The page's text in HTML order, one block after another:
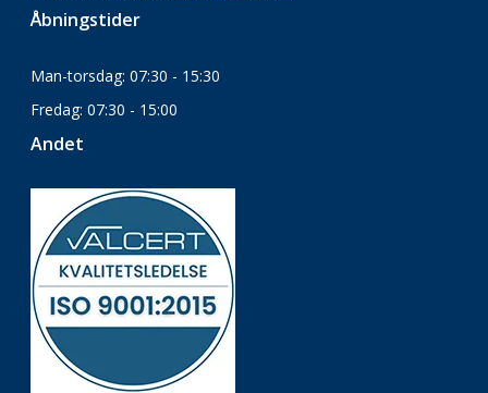
Åbningstider
Man-torsdag: 07:30 - 15:30
Fredag: 07:30 - 15:00
Andet